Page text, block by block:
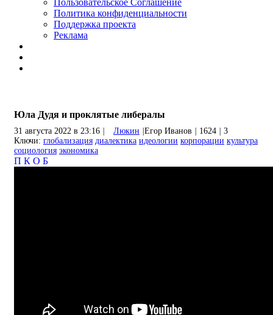
Пользовательское Соглашение
Политика конфиденциальности
Поддержка проекта
Реклама
Юла Дудя и проклятые либералы
31 августа 2022 в 23:16 Люкин Егор Иванов 1624
3
Ключи: глобализация диалектика идеологии корпорации культура
социология экономика
П К О Б